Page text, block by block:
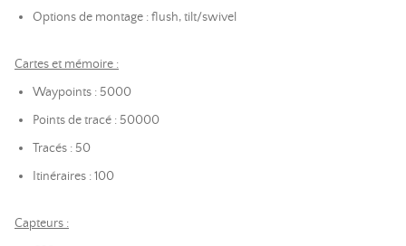
Options de montage : flush, tilt/swivel
Cartes et mémoire :
Waypoints : 5000
Points de tracé : 50000
Tracés : 50
Itinéraires : 100
Capteurs :